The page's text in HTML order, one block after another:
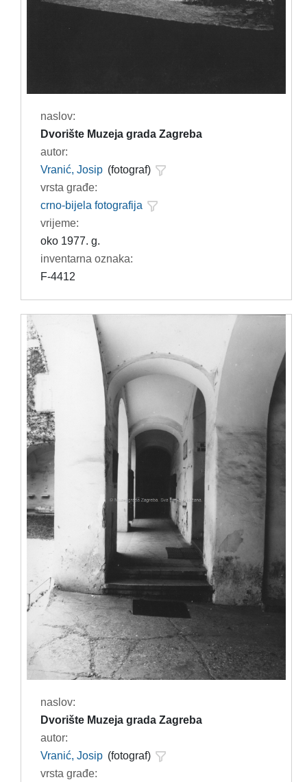
naslov:
Dvorište Muzeja grada Zagreba
autor:
Vranić, Josip (fotograf)
vrsta građe:
crno-bijela fotografija
vrijeme:
oko 1977. g.
inventarna oznaka:
F-4412
naslov:
Dvorište Muzeja grada Zagreba
autor:
Vranić, Josip (fotograf)
vrsta građe: